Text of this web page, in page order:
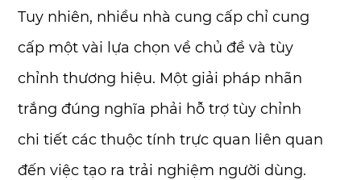
Tuy nhiên, nhiều nhà cung cấp chỉ cung
cấp một vài lựa chọn về chủ đề và tùy
chỉnh thương hiệu. Một giải pháp nhãn
trắng đúng nghĩa phải hỗ trợ tùy chỉnh
chi tiết các thuộc tính trực quan liên quan
đến việc tạo ra trải nghiệm người dùng.